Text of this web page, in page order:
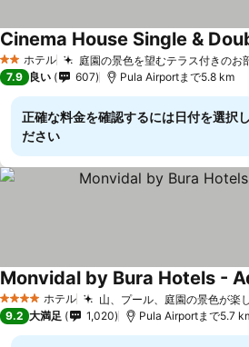
2 ホテルのランク
ホテル 庭園の景色を望むテラス付きのお
7.9 良い 607 Pula Airportまで5.8 km
正確な料金を確認するには日付を選択
ださい
4 ホテルのランク
ホテル 山、プール、庭園の景色が楽
Monvidal by Bura Hotels -
9.2 大満足 1,020 Pula Airportまで5.7